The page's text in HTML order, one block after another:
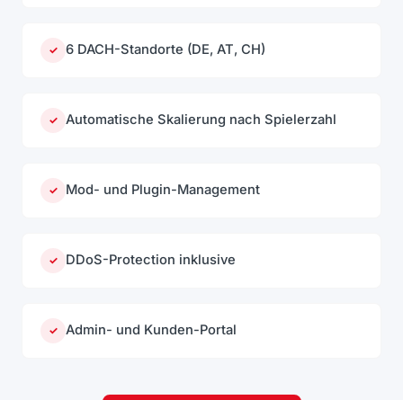
✓ 6 DACH-Standorte (DE, AT, CH)
✓ Automatische Skalierung nach Spielerzahl
✓ Mod- und Plugin-Management
✓ DDoS-Protection inklusive
✓ Admin- und Kunden-Portal